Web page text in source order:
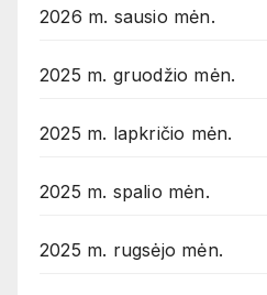
2026 m. sausio mėn.
2025 m. gruodžio mėn.
2025 m. lapkričio mėn.
2025 m. spalio mėn.
2025 m. rugsėjo mėn.